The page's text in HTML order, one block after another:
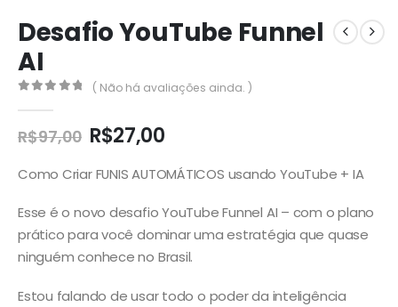
Desafio YouTube Funnel
AI
( Não há avaliações ainda. )
R$97,00 R$27,00
Como Criar FUNIS AUTOMÁTICOS usando YouTube + IA
Esse é o novo desafio YouTube Funnel AI – com o plano
prático para você dominar uma estratégia que quase
ninguém conhece no Brasil.
Estou falando de usar todo o poder da inteligência